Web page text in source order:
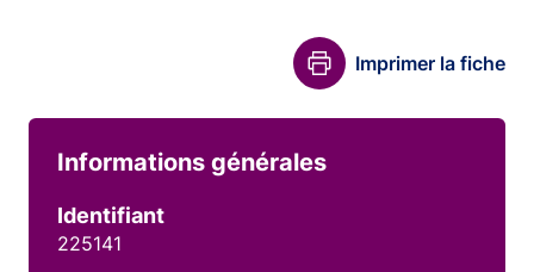
Imprimer la fiche
Informations générales
Identifiant
225141